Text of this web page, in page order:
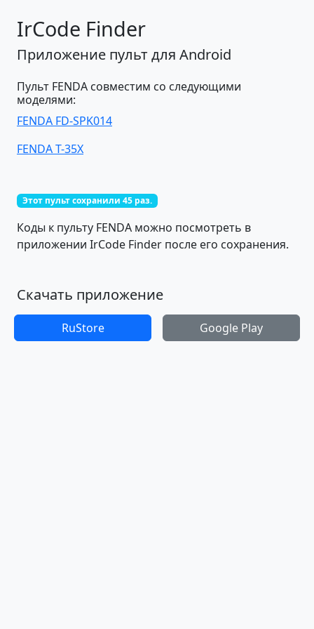
IrCode Finder
Приложение пульт для Android
Пульт FENDA совместим со следующими
моделями:
FENDA FD-SPK014
FENDA T-35X
Этот пульт сохранили 45 раз.
Коды к пульту FENDA можно посмотреть в
приложении IrCode Finder после его сохранения.
Скачать приложение
RuStore Google Play